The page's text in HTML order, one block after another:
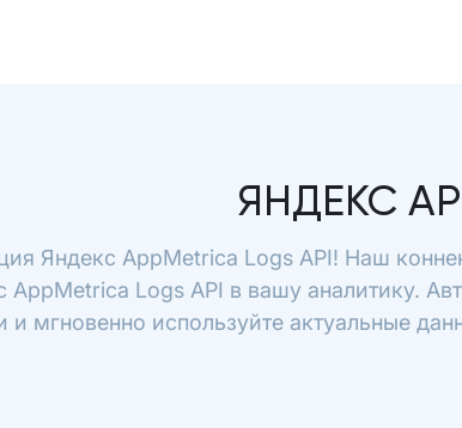
ЯНДЕКС
Яндекс AppMetrica Logs API! Наш
AppMetrica Logs API в вашу аналитику.
и мгновенно используйте актуальные